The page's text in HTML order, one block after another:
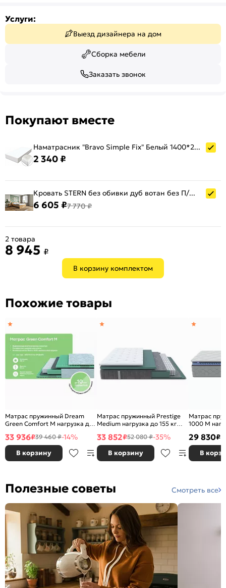
Услуги:
Выезд дизайнера на дом
Сборка мебели
Заказать звонок
Покупают вместе
Наматрасник "Bravo Simple Fix" Белый 1400*2000 (резинка по периметру)
2 340 ₽
Кровать STERN без обивки дуб вотан без П/М 1400x2000, изголовье жесткое
6 605 ₽7 770 ₽
В корзину комплектом
2 товара
8 945 ₽
Похожие товары
Матрас пружинный Dream
Green Comfort M нагрузка до
33 936₽39 460 ₽-14%
В корзину
Матрас пружинный Prestige
Medium нагрузка до 155 кг
33 852₽52 080 ₽-35%
В корзину
Матрас
1000 M
29 830₽
В
Полезные советы Смотреть все